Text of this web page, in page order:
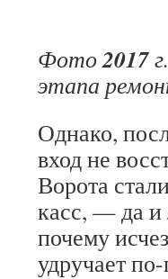
Фото2017
этапа
Однако,
вход не
Ворота
касс, — да
почему
удручает